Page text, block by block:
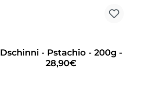
Dschinni - Pstachio - 200g -
28,90€